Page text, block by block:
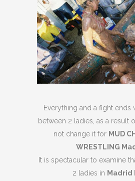
Everything and a fight ends
between 2 ladies, as a result
not change it for MUD
WRESTLING
It is spectacular to examine
2 ladies in Madrid